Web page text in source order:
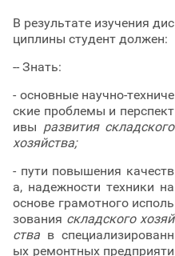
В результате изучения дис
циплины студент должен:
-- Знать:
- основные научно-техниче
ские проблемы и перспект
ивы развития складского
хозяйства;
- пути повышения качеств
а, надежности техники на
основе грамотного исполь
зования складского хозяй
ства в специализированн
ых ремонтных предприяти